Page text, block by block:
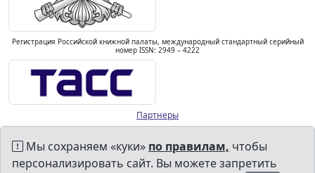
Регистрация Российской книжной палаты, международный стандартный серийный
номер ISSN: 2949 – 4222
Партнеры
Мы сохраняем «куки» по правилам, чтобы
персонализировать сайт. Вы можете запретить